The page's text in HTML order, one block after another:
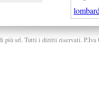
più srl. Tutti i diritti riservati. P.Iva